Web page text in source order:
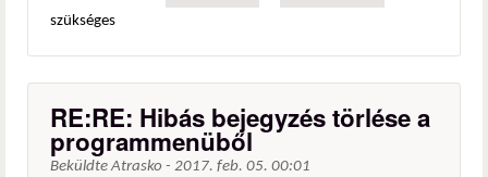
szükséges
RE:RE: Hibás bejegyzés törlése a
programmenüből
BeküldteAtrasko - 2017. feb. 05. 00:01